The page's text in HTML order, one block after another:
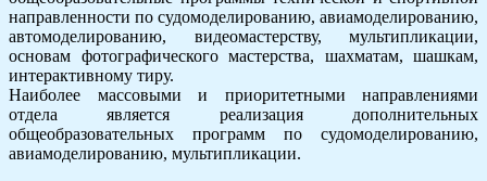
направленности по судомоделированию, авиамоделированию,
автомоделированию, видеомастерству, мультипликации,
основам фотографического мастерства, шахматам, шашкам,
интерактивному тиру.
Наиболее массовыми и приоритетными направлениями
отдела является реализация дополнительных
общеобразовательных программ по судомоделированию,
авиамоделированию, мультипликации.